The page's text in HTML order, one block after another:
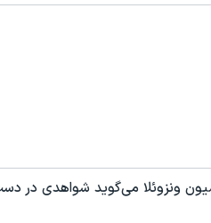
ونزوئلا می‌گوید شواهدی در دست